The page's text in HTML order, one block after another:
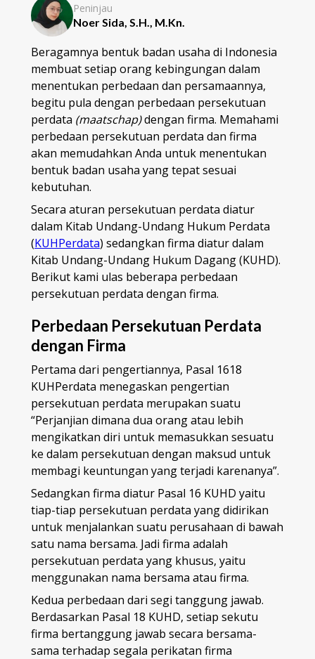
Peninjau
Noer Sida, S.H., M.Kn.
Beragamnya bentuk badan usaha di Indonesia
membuat setiap orang kebingungan dalam
menentukan perbedaan dan persamaannya,
begitu pula dengan perbedaan persekutuan
perdata (maatschap)dengan firma. Memahami
perbedaan persekutuan perdata dan firma
akan memudahkan Anda untuk menentukan
bentuk badan usaha yang tepat sesuai
kebutuhan.
Secara aturan persekutuan perdata diatur
dalam Kitab Undang-Undang Hukum Perdata
(KUHPerdata) sedangkan firma diatur dalam
Kitab Undang-Undang Hukum Dagang (KUHD).
Berikut kami ulas beberapa perbedaan
persekutuan perdata dengan firma.
Perbedaan Persekutuan Perdata
dengan Firma
Pertama dari pengertiannya, Pasal 1618
KUHPerdata menegaskan pengertian
persekutuan perdata merupakan suatu
“Perjanjian dimana dua orang atau lebih
mengikatkan diri untuk memasukkan sesuatu
ke dalam persekutuan dengan maksud untuk
membagi keuntungan yang terjadi karenanya”.
Sedangkan firma diatur Pasal 16 KUHD yaitu
tiap-tiap persekutuan perdata yang didirikan
untuk menjalankan suatu perusahaan di bawah
satu nama bersama. Jadi firma adalah
persekutuan perdata yang khusus, yaitu
menggunakan nama bersama atau firma.
Kedua perbedaan dari segi tanggung jawab.
Berdasarkan Pasal 18 KUHD, setiap sekutu
firma bertanggung jawab secara bersama-
sama terhadap segala perikatan firma